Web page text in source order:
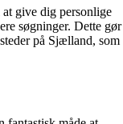
give dig personlige
søgninger. Dette gør
på Sjælland, som